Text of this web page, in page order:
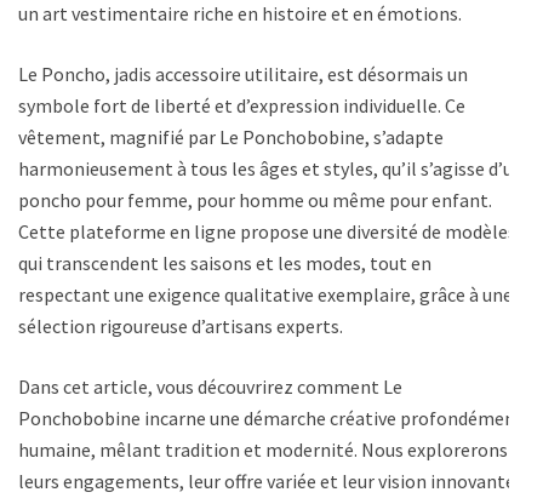
un art vestimentaire riche en histoire et en émotions.
Le Poncho, jadis accessoire utilitaire, est désormais un
symbole fort de liberté et d’expression individuelle. Ce
vêtement, magnifié par Le Ponchobobine, s’adapte
harmonieusement à tous les âges et styles, qu’il s’agisse d’un
poncho pour femme, pour homme ou même pour enfant.
Cette plateforme en ligne propose une diversité de modèles
qui transcendent les saisons et les modes, tout en
respectant une exigence qualitative exemplaire, grâce à une
sélection rigoureuse d’artisans experts.
Dans cet article, vous découvrirez comment Le
Ponchobobine incarne une démarche créative profondément
humaine, mêlant tradition et modernité. Nous explorerons
leurs engagements, leur offre variée et leur vision innovante